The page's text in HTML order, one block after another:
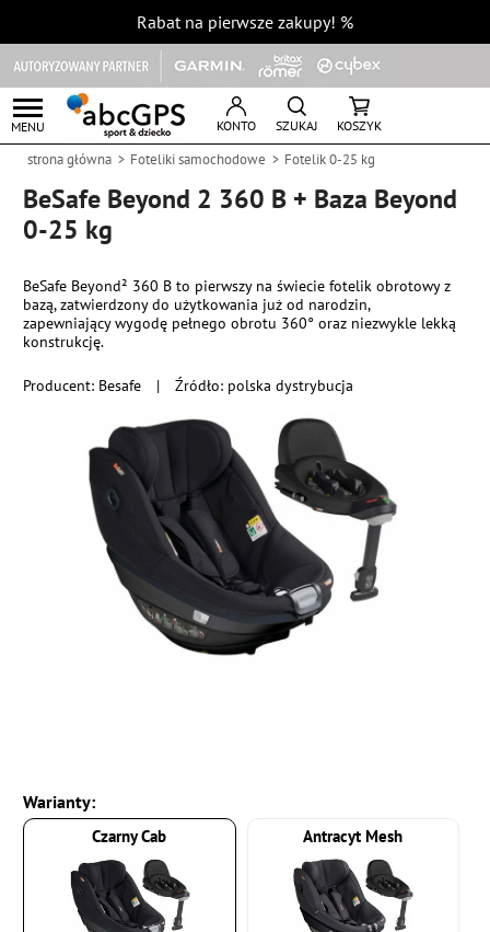
Rabat na pierwsze zakupy! %
MENU KONTO SZUKAJ KOSZYK
strona główna Foteliki samochodowe Fotelik 0-25 kg
BeSafe Beyond 2 360 B + Baza Beyond
0-25 kg
Producent: Besafe | Źródło: polska dystrybucja
BeSafe Beyond² 360 B to pierwszy na świecie fotelik obrotowy z
bazą, zatwierdzony do użytkowania już od narodzin,
zapewniający wygodę pełnego obrotu 360° oraz niezwykle lekką
konstrukcję.
Warianty:
Czarny Cab Antracyt Mesh